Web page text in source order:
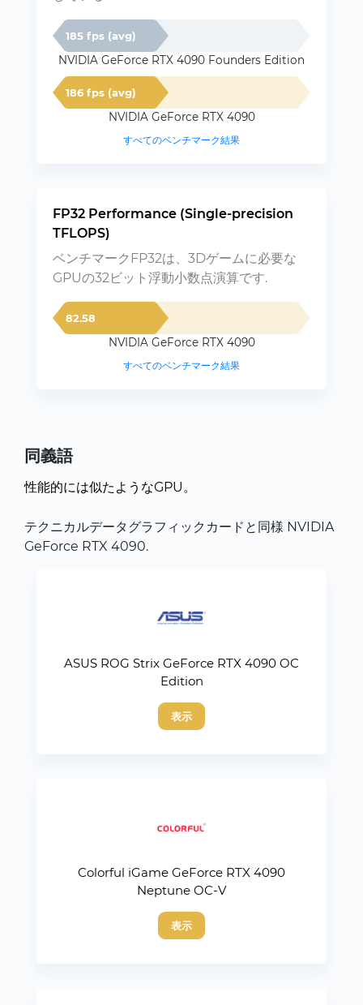
185 fps (avg)
NVIDIA GeForce RTX 4090 Founders Edition
186 fps (avg)
NVIDIA GeForce RTX 4090
すべてのベンチマーク結果
FP32 Performance (Single-precision
TFLOPS)
ベンチマークFP32は、3Dゲームに必要な
GPUの32ビット浮動小数点演算です.
82.58
NVIDIA GeForce RTX 4090
すべてのベンチマーク結果
同義語
性能的には似たようなGPU。
テクニカルデータグラフィックカードと同様 NVIDIA
GeForce RTX 4090.
ASUS ROG Strix GeForce RTX 4090 OC
Edition
表示
Colorful iGame GeForce RTX 4090
Neptune OC-V
表示